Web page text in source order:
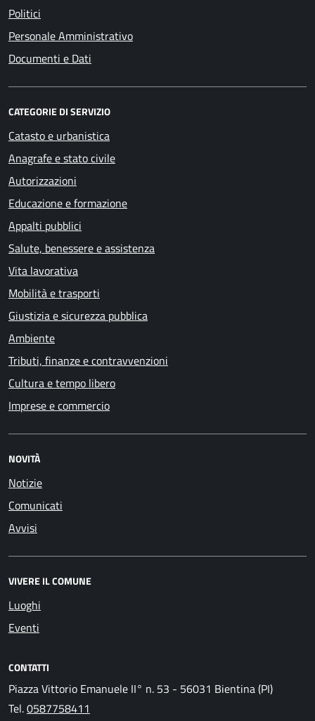
Politici
Personale Amministrativo
Documenti e Dati
CATEGORIE DI SERVIZIO
Catasto e urbanistica
Anagrafe e stato civile
Autorizzazioni
Educazione e formazione
Appalti pubblici
Salute, benessere e assistenza
Vita lavorativa
Mobilità e trasporti
Giustizia e sicurezza pubblica
Ambiente
Tributi, finanze e contravvenzioni
Cultura e tempo libero
Imprese e commercio
NOVITÀ
Notizie
Comunicati
Avvisi
VIVERE IL COMUNE
Luoghi
Eventi
CONTATTI
Piazza Vittorio Emanuele II° n. 53 - 56031 Bientina (PI)
Tel.0587758411